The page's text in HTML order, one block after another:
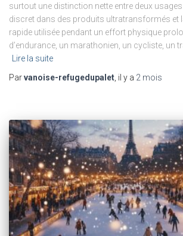
surtout une distinction nette entre deux
discret dans des produits ultratransformés et
rapide utilisée pendant un effort physique
d’endurance, un marathonien, un cycliste, un
Lire la suite
Parvanoise-refugedupalet , il y a 2 mois